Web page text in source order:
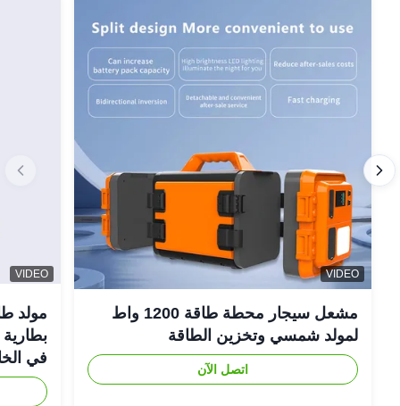
VIDEO
مشعل سيجار محطة طاقة 1200 واط
لمولد شمسي وتخزين الطاقة
اتصل الآن
VIDEO
في